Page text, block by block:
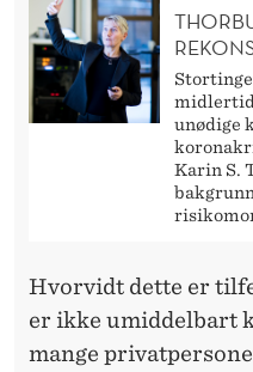
unødige
Karin S.
Hvorvidt dette er
er ikke umiddelbart
mange